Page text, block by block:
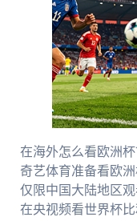
在海外怎么看欧洲
奇艺体育准备看欧
仅限中国大陆地区
在央视频看世界杯